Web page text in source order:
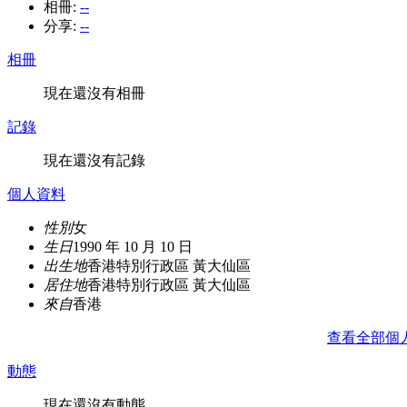
相冊: --
分享: --
相冊
現在還沒有相冊
記錄
現在還沒有記錄
個人資料
性別女
生日1990 年 10 月 10 日
出生地香港特別行政區 黃大仙區
居住地香港特別行政區 黃大仙區
來自香港
查看全部個
動態